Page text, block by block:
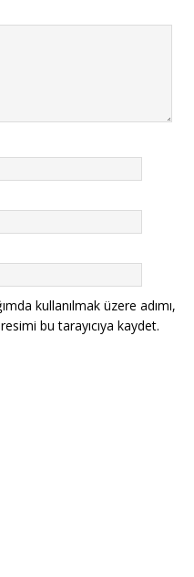
kullanılmak üzere adımı,
bu tarayıcıya kaydet.